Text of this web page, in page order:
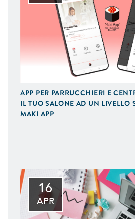
APP PER PARRUCCHIERI E
IL TUO SALONE AD UN LIVELLO
MAKI APP
16
APR